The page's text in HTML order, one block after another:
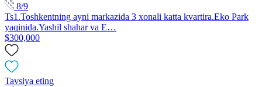
8/9
Ts1.Toshkentning ayni markazida 3 xonali katta kvartira.Eko Park
yaqinida.Yashil shahar va E…
$300,000
Tavsiya eting